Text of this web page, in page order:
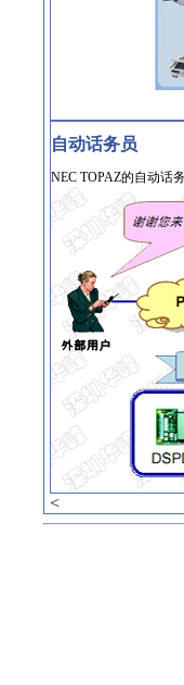
自动话务员
NEC TOPAZ的自动话
<